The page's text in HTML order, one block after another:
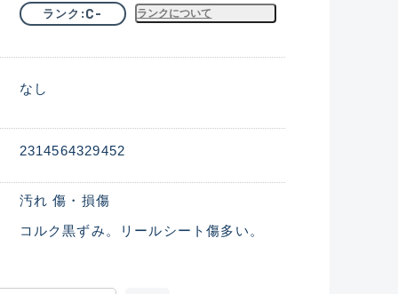
ランク C- ランクについて
なし
2314564329452
汚れ 傷・損傷
コルク黒ずみ。リールシート傷多い。